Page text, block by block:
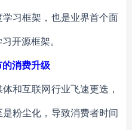
习框架，也是业界首个面
开源框架。
消费升级
和互联网行业飞速更迭，
粉尘化，导致消费者时间